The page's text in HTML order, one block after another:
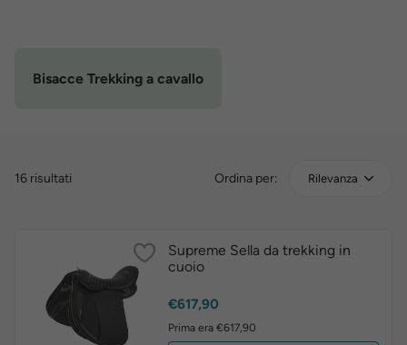
Bisacce Trekking a cavallo
16 risultati Ordina per: Rilevanza
Supreme Sella da trekking in
cuoio
Prezzo
€617,90
Prima era €617,90